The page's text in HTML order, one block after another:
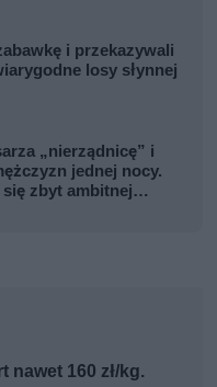
i przekazywali
losy słynnej
„nierządnicę” i
jednej nocy.
się zbyt ambitnej
nawet 160 zł/kg.